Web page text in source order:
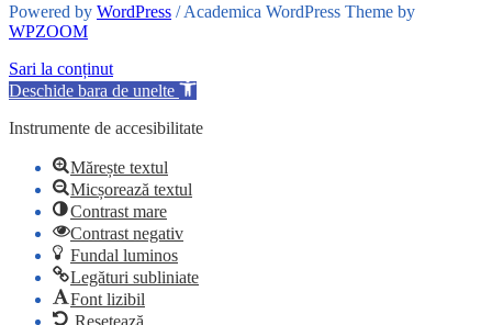
Powered by WordPress / Academica WordPress Theme by
WPZOOM
Sari la conținut
Deschide bara de unelte
Instrumente de accesibilitate
Mărește textul
Micșorează textul
Contrast mare
Contrast negativ
Fundal luminos
Legături subliniate
Font lizibil
Resetează